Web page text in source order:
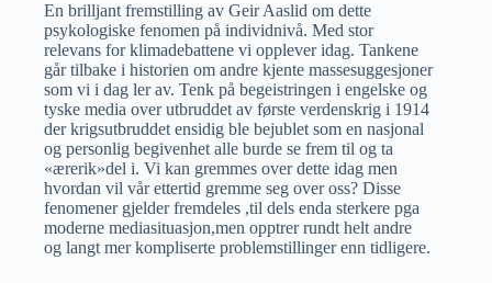
En brilljant fremstilling av Geir Aaslid om dette
psykologiske fenomen på individnivå. Med stor
relevans for klimadebattene vi opplever idag. Tankene
går tilbake i historien om andre kjente massesuggesjoner
som vi i dag ler av. Tenk på begeistringen i engelske og
tyske media over utbruddet av første verdenskrig i 1914
der krigsutbruddet ensidig ble bejublet som en nasjonal
og personlig begivenhet alle burde se frem til og ta
«ærerik»del i. Vi kan gremmes over dette idag men
hvordan vil vår ettertid gremme seg over oss? Disse
fenomener gjelder fremdeles ,til dels enda sterkere pga
moderne mediasituasjon,men opptrer rundt helt andre
og langt mer kompliserte problemstillinger enn tidligere.